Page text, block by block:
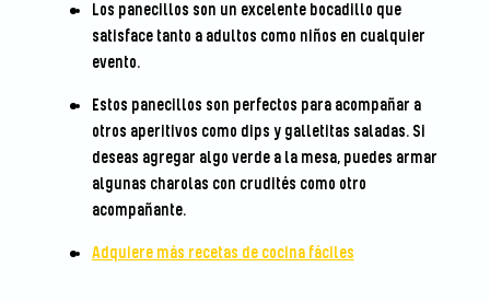
Los panecillos son un excelente bocadillo que
satisface tanto a adultos como niños en cualquier
evento.
Estos panecillos son perfectos para acompañar a
otros aperitivos como dips y galletitas saladas. Si
deseas agregar algo verde a la mesa, puedes armar
algunas charolas con crudités como otro
acompañante.
Adquiere más recetas de cocina fáciles